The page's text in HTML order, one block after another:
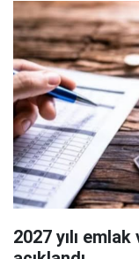
2027 yılı